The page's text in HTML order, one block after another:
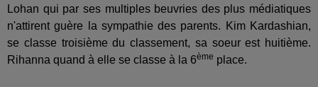
Lohan qui par ses multiples beuvries des plus médiatiques
n'attirent guère la sympathie des parents. Kim Kardashian,
se classe troisième du classement, sa soeur est huitième.
Rihanna quand à elle se classe à la 6ème place.